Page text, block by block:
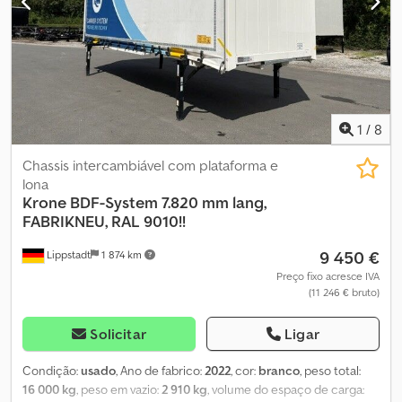
(com identificação), suportes com altura ajustável, ano de
fabricação: 2007. Crsdpfoxn Tp Sex Afmjf
1 / 8
Lippstadt 1 874 km
Chassis intercambiável com plataforma e
lona
Krone BDF-System 7.820 mm lang,
FABRIKNEU, RAL 9010!!
9 450 €
Preço fixo acresce IVA
(11 246 € bruto)
Solicitar Ligar
Condição:usado, Ano de fabrico:2022, cor: branco, peso total:
16 000 kg, peso em vazio:2 910 kg, volume do espaço de carga: